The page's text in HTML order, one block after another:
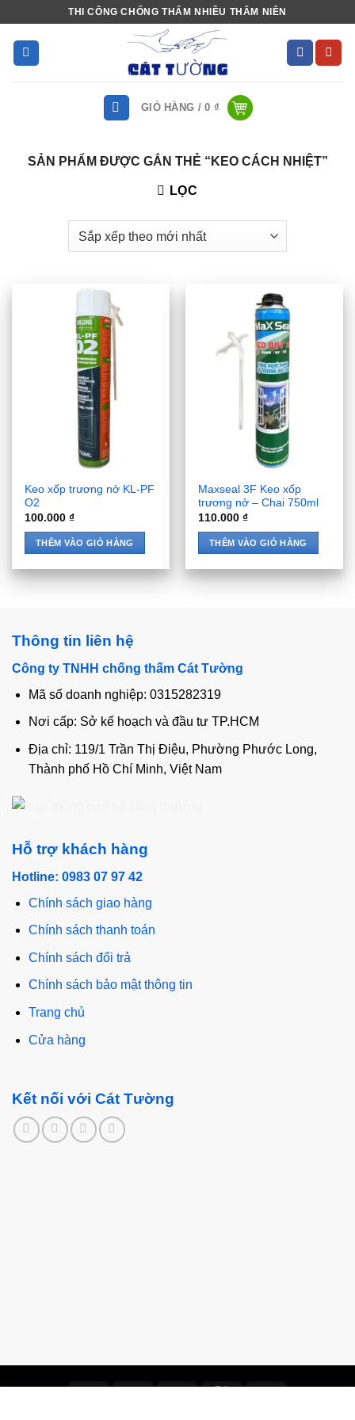
dung
THI CÔNG CHỐNG THẤM NHIỀU THÂM NIÊN
GIỎ HÀNG /0 ₫
SẢN PHẨM ĐƯỢC GẮN THẺ “KEO CÁCH NHIỆT”
LỌC
Keo xốp trương nở KL-PF
O2
100.000₫
THÊM VÀO GIỎ HÀNG
Maxseal 3F Keo xốp
trương nở – Chai 750ml
110.000₫
THÊM VÀO GIỎ HÀNG
Thông tin liên hệ
Công ty TNHH chống thấm Cát Tường
Mã số doanh nghiệp: 0315282319
Nơi cấp: Sở kế hoạch và đầu tư TP.HCM
Địa chỉ: 119/1 Trần Thị Điệu, Phường Phước Long,
Thành phố Hồ Chí Minh, Việt Nam
Hỗ trợ khách hàng
Hotline: 0983 07 97 42
Chính sách giao hàng
Chính sách thanh toán
Chính sách đổi trả
Chính sách bảo mật thông tin
Trang chủ
Cửa hàng
Kết nối với Cát Tường